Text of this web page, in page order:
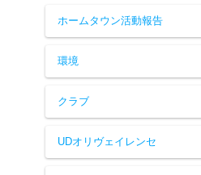
ホームタウン活動報告
環境
クラブ
UDオリヴェイレンセ